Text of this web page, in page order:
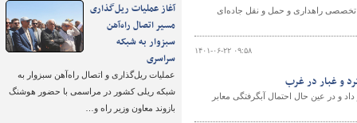
آغاز عملیات ریل‌گذاری
مسیر اتصال راه‌آهن
سبزوار به شبکه
سراسری
عملیات ریل‌گذاری و اتصال راه‌آهن سبزوار به
شبکه ریلی کشور در مراسمی با حضور هوشنگ
بازوند معاون وزیر راه و…
تخصصی راهداری و حمل و نقل جاده‌ای
۱۴۰۱-۰۶-۲۲ ۰۹:۵۸
و غبار در غرب
و در عین حال احتمال آبگرفتگی معابر